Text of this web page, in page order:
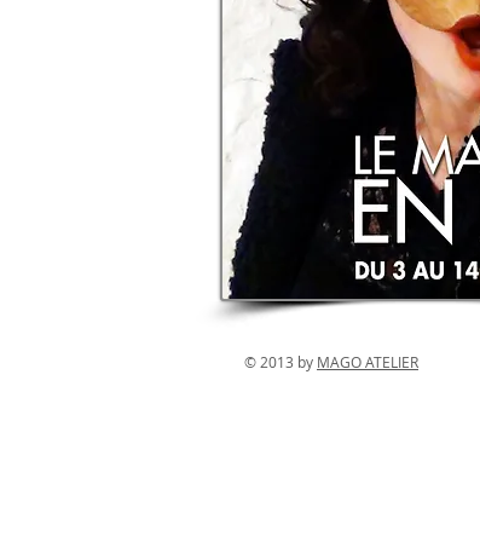
© 2013 by MAGO ATELIER